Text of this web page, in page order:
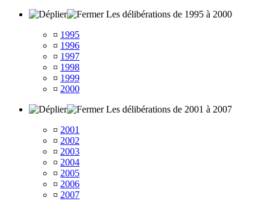
Les délibérations de 1995 à 2000
¤ 1995
¤ 1996
¤ 1997
¤ 1998
¤ 1999
¤ 2000
Les délibérations de 2001 à 2007
¤ 2001
¤ 2002
¤ 2003
¤ 2004
¤ 2005
¤ 2006
¤ 2007